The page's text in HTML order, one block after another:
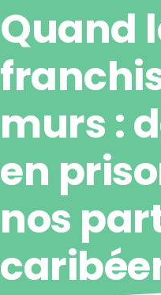
Quand
murs :
en
nos